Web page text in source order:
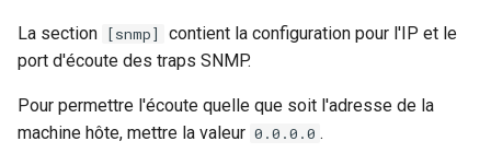
La section [snmp]
contient la configuration pour l'IP et le
port d'écoute des traps SNMP.
Pour permettre l'écoute quelle que soit l'adresse de la
machine hôte, mettre la valeur 0.0.0.0 .